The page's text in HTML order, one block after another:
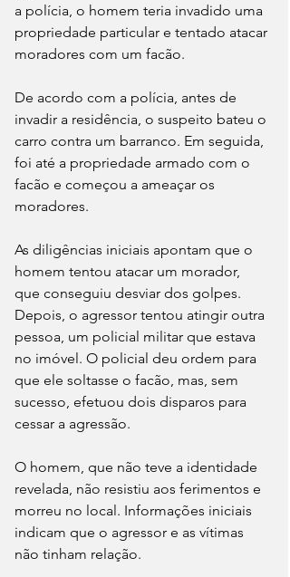
a polícia, o homem teria invadido uma
propriedade particular e tentado atacar
moradores com um facão.
De acordo com a polícia, antes de
invadir a residência, o suspeito bateu o
carro contra um barranco. Em seguida,
foi até a propriedade armado com o
facão e começou a ameaçar os
moradores.
As diligências iniciais apontam que o
homem tentou atacar um morador,
que conseguiu desviar dos golpes.
Depois, o agressor tentou atingir outra
pessoa, um policial militar que estava
no imóvel. O policial deu ordem para
que ele soltasse o facão, mas, sem
sucesso, efetuou dois disparos para
cessar a agressão.
O homem, que não teve a identidade
revelada, não resistiu aos ferimentos e
morreu no local. Informações iniciais
indicam que o agressor e as vítimas
não tinham relação.